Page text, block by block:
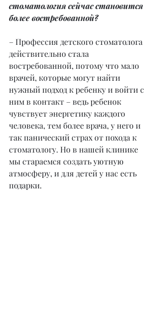
стоматология сейчас становится
более востребованной?
– Профессия детского стоматолога
действительно стала
востребованной, потому что мало
врачей, которые могут найти
нужный подход к ребенку и войти с
ним в контакт – ведь ребенок
чувствует энергетику каждого
человека, тем более врача, у него и
так панический страх от похода к
стоматологу. Но в нашей клинике
мы стараемся создать уютную
атмосферу, и для детей у нас есть
подарки.